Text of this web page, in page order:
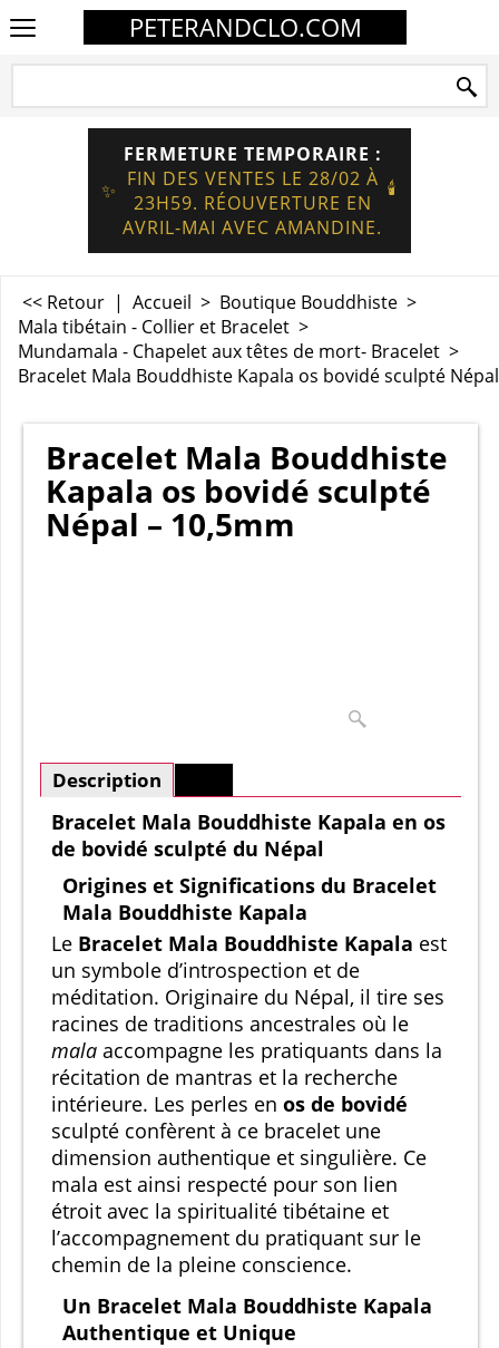
PETERANDCLO.COM
✨
FERMETURE TEMPORAIRE :
FIN DES VENTES LE 28/02 À
23H59. RÉOUVERTURE EN
AVRIL-MAI AVEC AMANDINE.
🕯️
<< Retour | Accueil > Boutique Bouddhiste >
Mala tibétain - Collier et Bracelet >
Mundamala - Chapelet aux têtes de mort- Bracelet >
Bracelet Mala Bouddhiste Kapala os bovidé sculpté
Bracelet Mala Bouddhiste
Kapala os bovidé sculpté
Népal – 10,5mm
Description
Bracelet Mala Bouddhiste Kapala en os
de bovidé sculpté du Népal
Origines et Significations du Bracelet
Mala Bouddhiste Kapala
Le Bracelet Mala Bouddhiste Kapala est
un symbole d’introspection et de
méditation. Originaire du Népal, il tire ses
racines de traditions ancestrales où le
mala accompagne les pratiquants dans la
récitation de mantras et la recherche
intérieure. Les perles en os de bovidé
sculpté confèrent à ce bracelet une
dimension authentique et singulière. Ce
mala est ainsi respecté pour son lien
étroit avec la spiritualité tibétaine et
l’accompagnement du pratiquant sur le
chemin de la pleine conscience.
Un Bracelet Mala Bouddhiste Kapala
Authentique et Unique